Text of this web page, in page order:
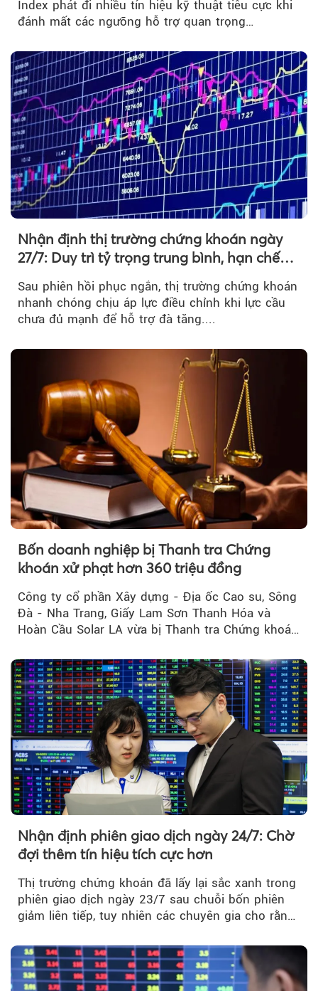
Index phát đi nhiều tín hiệu kỹ thuật tiêu cực khi
đánh mất các ngưỡng hỗ trợ quan trọng…
Nhận định thị trường chứng khoán ngày
27/7: Duy trì tỷ trọng trung bình, hạn chế
Sau phiên hồi phục ngắn, thị trường chứng khoán
nhanh chóng chịu áp lực điều chỉnh khi lực cầu
chưa đủ mạnh để hỗ trợ đà tăng....
Bốn doanh nghiệp bị Thanh tra Chứng
khoán xử phạt hơn 360 triệu đồng
Công ty cổ phần Xây dựng - Địa ốc Cao su, Sông
Đà - Nha Trang, Giấy Lam Sơn Thanh Hóa và
Hoàn Cầu Solar LA vừa bị Thanh tra Chứng khoán
do vi phạm quy định về công bố thông tin trên
thị trường chứng khoán.
Nhận định phiên giao dịch ngày 24/7: Chờ
đợi thêm tín hiệu tích cực hơn
Thị trường chứng khoán đã lấy lại sắc xanh trong
phiên giao dịch ngày 23/7 sau chuỗi bốn phiên
giảm liên tiếp, tuy nhiên các chuyên gia cho rằng